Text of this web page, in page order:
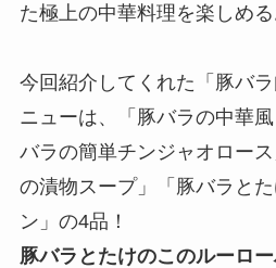
た極上の中華料理を楽しめる
今回紹介してくれた「豚バ
ニューは、「豚バラの中華
バラの簡単チンジャオロー
の漬物スープ」「豚バラと
ン」の4品！
豚バラとたけのこのルーロ